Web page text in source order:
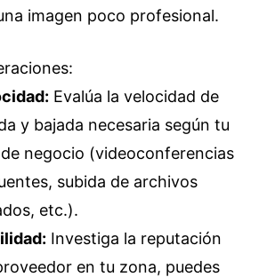
imagen poco profesional.
Evalúa la velocidad de
y bajada necesaria según tu
negocio (videoconferencias
subida de archivos
etc.).
Investiga la reputación
en tu zona, puedes